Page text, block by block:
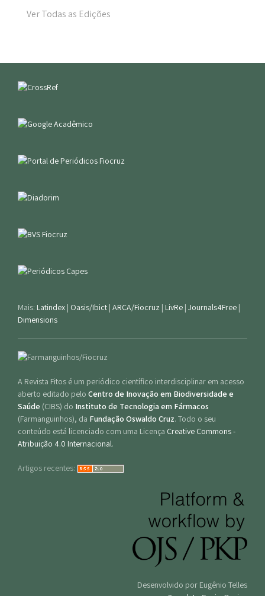
Ver Todas as Edições
Mais: Latindex | Oasis/Ibict | ARCA/Fiocruz | LivRe | Journals4Free |
Dimensions
A Revista Fitos é um periódico científico interdisciplinar em acesso
aberto editado pelo Centro de Inovação em Biodiversidade e
Saúde (CIBS) do Instituto de Tecnologia em Fármacos
(Farmanguinhos), da Fundação Oswaldo Cruz. Todo o seu
conteúdo está licenciado com uma Licença Creative Commons -
Atribuição 4.0 Internacional.
Artigos recentes:
Desenvolvido por Eugênio Telles